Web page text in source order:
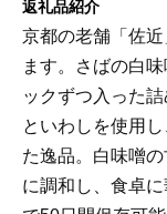
返礼品紹介
京都の老舗「佐
ます。さばの白
ックずつ入った
といわしを使用
た逸品。白味噌
に調和し、食卓